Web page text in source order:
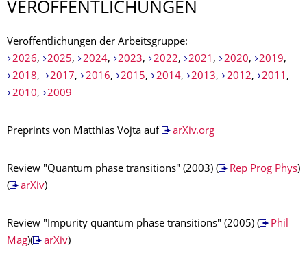
VERÖFFENTLI­CHUNGEN
Veröffentlichungen der Arbeitsgruppe:
2026, 2025, 2024, 2023, 2022, 2021 , 2020, 2019,
2018, 2017, 2016, 2015, 2014, 2013, 2012, 2011 ,
2010, 2009
Preprints von Matthias Vojta auf arXiv.org
Review "Quantum phase transitions" (2003) ( Rep Prog Phys)
(
arXiv)
Review "Impurity quantum phase transitions" (2005) (
Phil
Mag)( arXiv)